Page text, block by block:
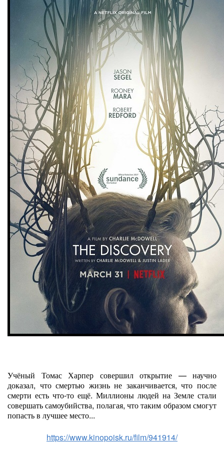
Учёный Томас Харпер совершил открытие — научно
доказал, что смертью жизнь не заканчивается, что после
смерти есть что-то ещё. Миллионы людей на Земле стали
совершать самоубийства, полагая, что таким образом смогут
попасть в лучшее место...
https://www.kinopoisk.ru/film/941914/